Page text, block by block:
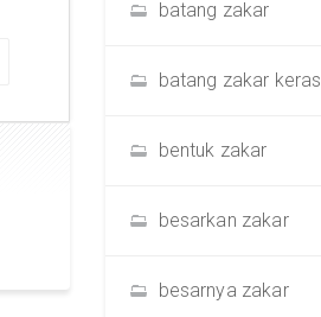
batang zakar
batang zakar keras
bentuk zakar
besarkan zakar
besarnya zakar